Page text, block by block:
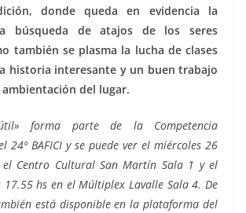
donde queda en evidencia la
búsqueda de atajos de los seres
también se plasma la lucha de clases
historia interesante y un buen trabajo
del lugar.
forma parte de la Competencia
24º BAFICI y se puede ver el miércoles 26
Centro Cultural San Martín Sala 1 y el
17.55 hs en el Múltiplex Lavalle Sala 4. De
está disponible en la plataforma del